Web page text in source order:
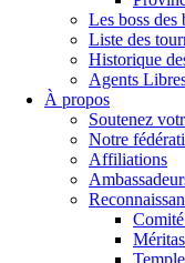
Les boss des
Liste des
Historique
Agents
À propos
Soutenez
Notre
Affiliations
Méritas